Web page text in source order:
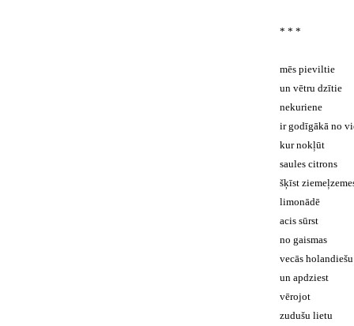
* * *
mēs pieviltie
un vētru dzītie
nekuriene
ir godīgākā no
kur nokļūt
saules citrons
šķīst
limonādē
acis sūrst
no gaismas
vecās
un apdziest
vērojot
zudušu lietu